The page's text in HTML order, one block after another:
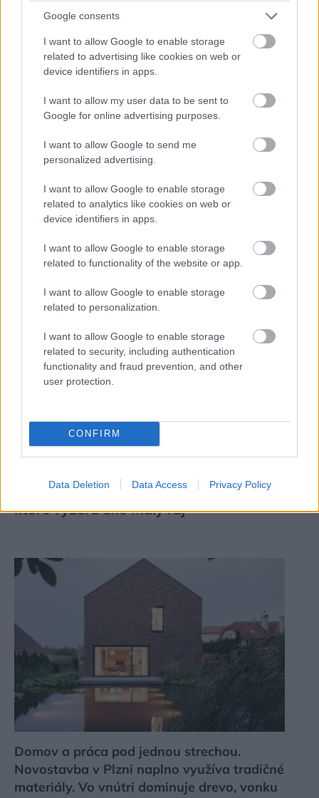
Google consents
I want to allow Google to enable storage
related to advertising like cookies on web or
device identifiers in apps.
I want to allow my user data to be sent to
Google for online advertising purposes.
I want to allow Google to send me
personalized advertising.
I want to allow Google to enable storage
related to analytics like cookies on web or
device identifiers in apps.
I want to allow Google to enable storage
related to functionality of the website or app.
I want to allow Google to enable storage
related to personalization.
I want to allow Google to enable storage
related to security, including authentication
functionality and fraud prevention, and other
user protection.
CONFIRM
Data Deletion Data Access Privacy Policy
Deti už odrástli, tak si rodičia vytvorili dom
podľa seba. Majú perfektné bývanie pre
svoj život i pre vnúčatá
rieka. Miestni remeselníci vytvorili bývanie,
ktoré vyzerá ako malý raj
Domov a práca pod jednou strechou.
Novostavba v Plzni naplno využíva tradičné
materiály. Vo vnútri dominuje drevo, vonku